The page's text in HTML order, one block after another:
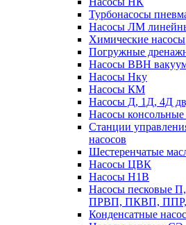
Турбонасосы
Насосы ЛМ
Химические насосы
Погружные
Насосы ВВН
Насосы Нку
Насосы КМ
Насосы Д, 1Д, 4Д
Насосы
Станции
насосов
Шестеренчатые
Насосы ЦВК
Насосы Н1В
Насосы песковые
ПРВП, ПКВП,
Конденсатные